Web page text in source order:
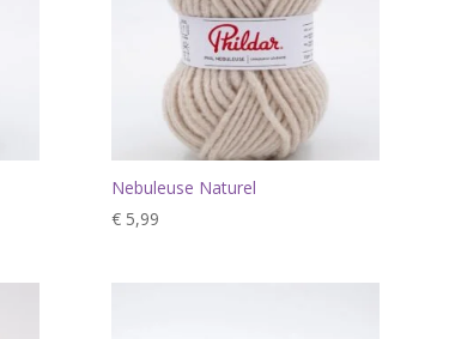
Nebuleuse Naturel
€5,99